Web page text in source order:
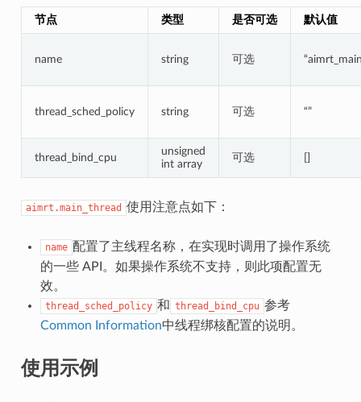
节点 类型 是否可选 默认值
name string 可选
thread_sched_policy string 可选 “”
thread_bind_cpu
unsigned
int array
可选
aimrt.main_thread 使用注意点如下：
name 配置了主线程名称，在实现时调用了操作系统
的一些 API。如果操作系统不支持，则此项配置无
效。
thread_sched_policy 和 thread_bind_cpu 参考
Common Information中线程绑核配置的说明。
使用示例